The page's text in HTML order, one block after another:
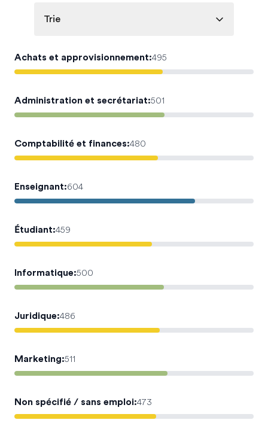
Trie
Achats et approvisionnement:495
Administration et secrétariat:501
Comptabilité et finances:480
Enseignant:604
Étudiant:459
Informatique:500
Juridique:486
Marketing:511
Non spécifié / sans emploi:473